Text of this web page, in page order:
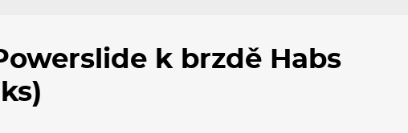
k brzdě Habs